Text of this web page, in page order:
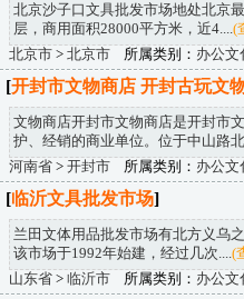
北京沙子口文具批发市场地处北京
层，商用面积28000平方米，近4.... (
北京市 > 北京市 所属类别： 办公文
[开封市文物商店 开封古玩文
文物商店开封市文物商店是开封市
护、经销的商业单位。位于中山路北
河南省 > 开封市 所属类别： 办公文
[临沂文具批发市场]
兰田文体用品批发市场有北方义乌
该市场于1992年始建，经过几次.... (
山东省 > 临沂市 所属类别： 办公文